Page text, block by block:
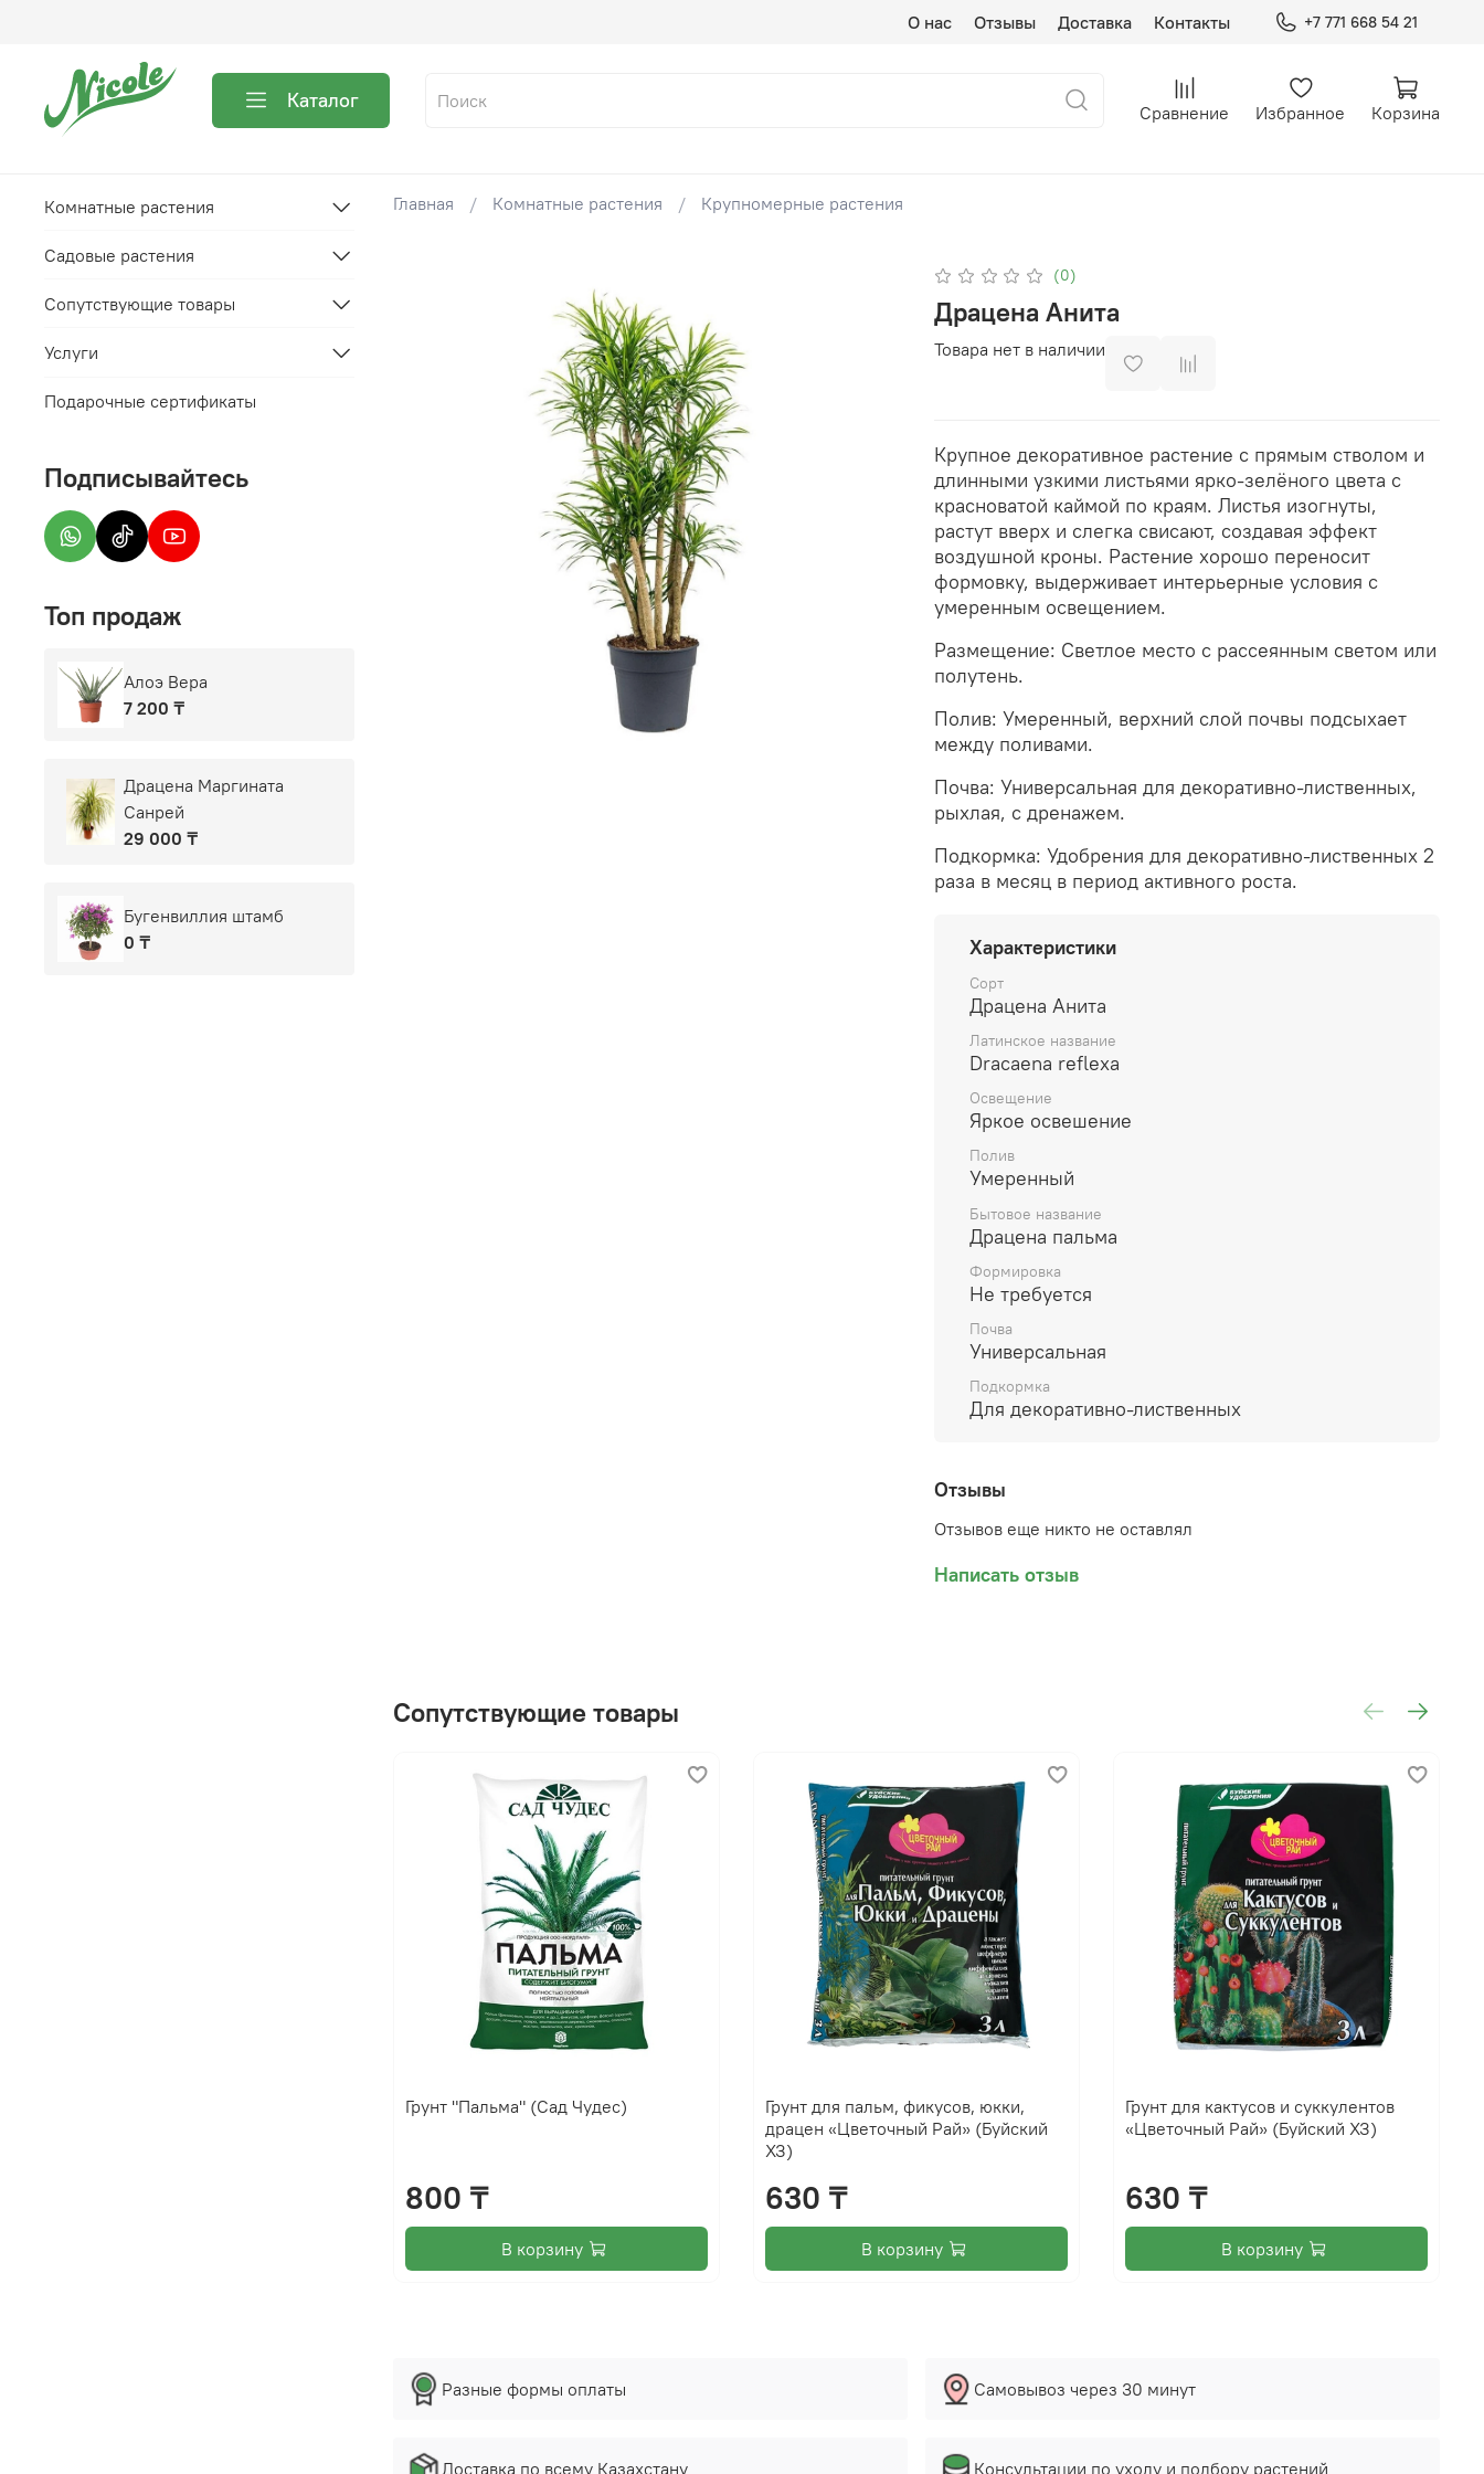
О нас Отзывы Доставка Контакты +7 771 668 54 21
Каталог Сравнение Избранное Корзина
Главная Комнатные растения Крупномерные растения
(0)
Драцена Анита
Товара нет в наличии
Крупное декоративное растение с прямым стволом и
длинными узкими листьями ярко-зелёного цвета с
красноватой каймой по краям. Листья изогнуты,
растут вверх и слегка свисают, создавая эффект
воздушной кроны. Растение хорошо переносит
формовку, выдерживает интерьерные условия с
умеренным освещением.
Размещение: Светлое место с рассеянным светом или
полутень.
Полив: Умеренный, верхний слой почвы подсыхает
между поливами.
Почва: Универсальная для декоративно-лиственных,
рыхлая, с дренажем.
Подкормка: Удобрения для декоративно-лиственных 2
раза в месяц в период активного роста.
Характеристики
Сорт
Драцена Анита
Латинское название
Dracaena reflexa
Освещение
Яркое освешение
Полив
Умеренный
Бытовое название
Драцена пальма
Формировка
Не требуется
Почва
Универсальная
Подкормка
Для декоративно-лиственных
Отзывы
Отзывов еще никто не оставлял
Написать отзыв
Сопутствующие товары
Грунт "Пальма" (Сад Чудес)
800 ₸
В корзину
Грунт для пальм, фикусов, юкки,
драцен «Цветочный Рай» (Буйский
ХЗ)
630 ₸
В корзину
Грунт для кактусов и суккулентов
«Цветочный Рай» (Буйский ХЗ)
630 ₸
В корзину
Разные формы оплаты
Доставка по всему Казахстану
Самовывоз через 30 минут
Консультации по уходу и подбору растений
Комнатные растения
Садовые растения
Сопутствующие товары
Услуги
Подарочные сертификаты
Подписывайтесь
Топ продаж
Алоэ Вера
7 200 ₸
Драцена Маргината
Санрей
29 000 ₸
Бугенвиллия штамб
0 ₸